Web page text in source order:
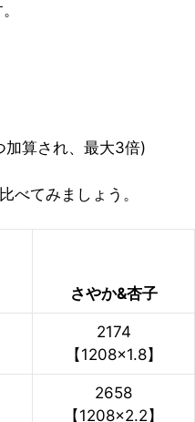
加算され、最大3倍)
べてみましょう。
さやか&杏子
2174
【1208×1.8】
2658
【1208×2.2】